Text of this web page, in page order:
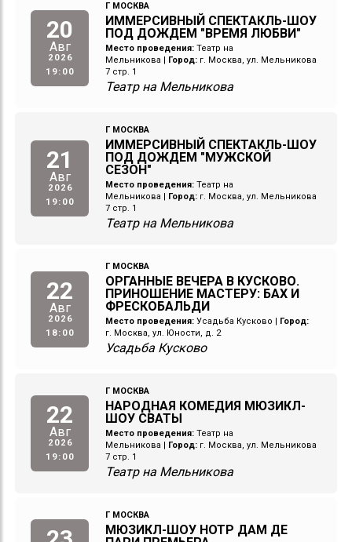
20
Авг
2026
19:00
Г МОСКВА
ИММЕРСИВНЫЙ СПЕКТАКЛЬ-ШОУ
ПОД ДОЖДЕМ "ВРЕМЯ ЛЮБВИ"
Место проведения: Театр на
Мельникова
Город: г. Москва, ул. Мельникова
7 стр. 1
Театр на Мельникова
21
Авг
2026
19:00
Г МОСКВА
ИММЕРСИВНЫЙ СПЕКТАКЛЬ-ШОУ
ПОД ДОЖДЕМ "МУЖСКОЙ
СЕЗОН"
Место проведения: Театр на
Мельникова
Город: г. Москва, ул. Мельникова
7 стр. 1
Театр на Мельникова
22
Авг
2026
18:00
Г МОСКВА
ОРГАННЫЕ ВЕЧЕРА В КУСКОВО.
ПРИНОШЕНИЕ МАСТЕРУ: БАХ И
ФРЕСКОБАЛЬДИ
Место проведения: Усадьба Кусково
Город:
г. Москва, ул. Юности, д. 2
Усадьба Кусково
22
Авг
2026
19:00
Г МОСКВА
НАРОДНАЯ КОМЕДИЯ МЮЗИКЛ-
ШОУ СВАТЫ
Место проведения: Театр на
Мельникова
Город: г. Москва, ул. Мельникова
7 стр. 1
Театр на Мельникова
Г МОСКВА
МЮЗИКЛ-ШОУ НОТР ДАМ ДЕ